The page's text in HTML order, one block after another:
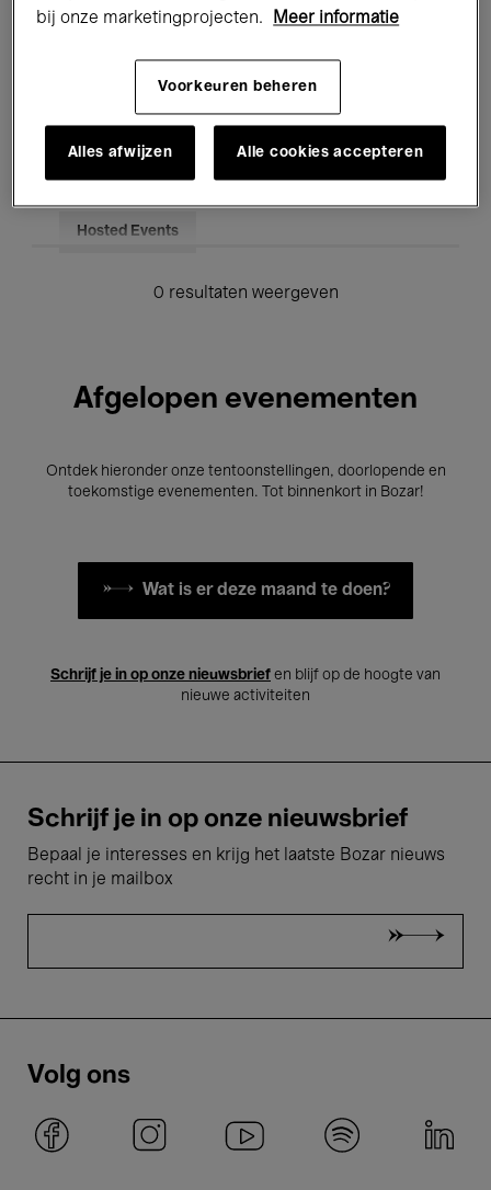
Voor iedereen Kids’ Palace
Onderwijs Rondleidingen
Hosted Events
0 resultaten weergeven
Afgelopen evenementen
Ontdek hieronder onze tentoonstellingen, doorlopende en
toekomstige evenementen. Tot binnenkort in Bozar!
Wat is er deze maand te doen?
Schrijf je in op onze nieuwsbrief en blijf op de hoogte van
nieuwe activiteiten
Schrijf je in op onze nieuwsbrief
Bepaal je interesses en krijg het laatste Bozar nieuws
recht in je mailbox
Volg ons
bij onze marketingprojecten.
Meer informatie
Voorkeuren beheren
Alles afwijzen Alle cookies accepteren